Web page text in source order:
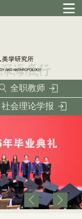
全职教师
社会理论学报